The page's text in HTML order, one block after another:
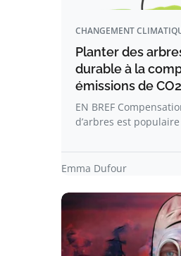
CHANGEMENT
Planter des
durable à la
émissions de
EN BREF
d’arbres est
Emma Dufour